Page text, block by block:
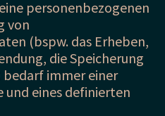
personenbezogenen
von
(bspw. das Erheben,
die Speicherung
immer einer
und eines definierten